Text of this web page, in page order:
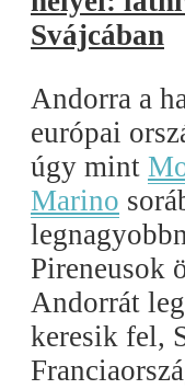
Svájcában
Andorra a
európai
úgy mint
Marino
Pireneusok
Andorrát
keresik fel,